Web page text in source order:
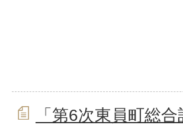
「第6次東員町総合